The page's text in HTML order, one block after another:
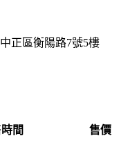
正區衡陽路7號5樓
間 售價